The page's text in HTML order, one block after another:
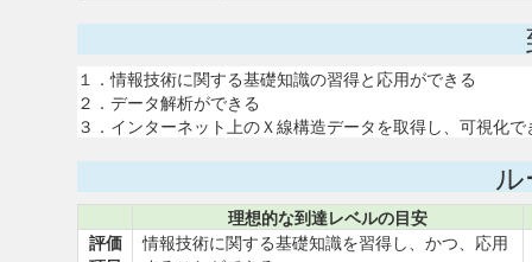
１．情報技術に関する基礎知識の習得と応用ができる
２．データ解析ができる
３．インターネット上のＸ線構造データを取得し、可視化で
理想的な到達レベルの目安
評価
情報技術に関する基礎知識を習得し、かつ、応用